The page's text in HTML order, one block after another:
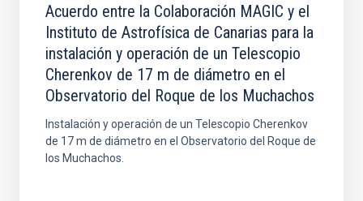
Acuerdo entre la Colaboración MAGIC y el
Instituto de Astrofísica de Canarias para la
instalación y operación de un Telescopio
Cherenkov de 17 m de diámetro en el
Observatorio del Roque de los Muchachos
Instalación y operación de un Telescopio Cherenkov
de 17 m de diámetro en el Observatorio del Roque de
los Muchachos.